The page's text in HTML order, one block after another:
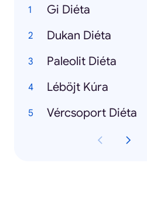
Gi Diéta
Dukan Diéta
Paleolit Diéta
Léböjt Kúra
Vércsoport Diéta